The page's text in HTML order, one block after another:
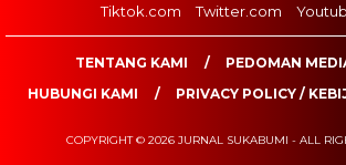
Tiktok.com
Twitter.com
TENTANG KAMI
PEDOMAN
HUBUNGI KAMI
PRIVACY POLICY /
COPYRIGHT © 2026 JURNAL SUKABUMI - ALL